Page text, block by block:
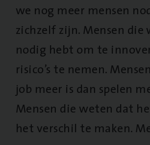
we nog meer mensen
zichzelf zijn. Mensen
nodig hebt om te
risico’s te nemen.
job meer is dan spelen
Mensen die weten dat
het verschil te maken.